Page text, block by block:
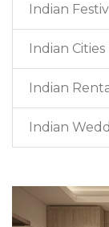
Indian
Indian Cities
Indian
Indian